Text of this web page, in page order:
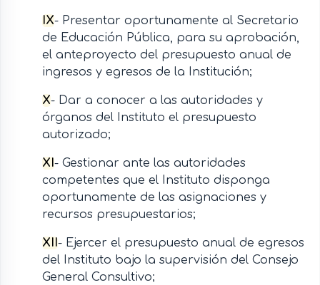
IX- Presentar oportunamente al Secretario
de Educación Pública, para su aprobación,
el anteproyecto del presupuesto anual de
ingresos y egresos de la Institución;
X- Dar a conocer a las autoridades y
órganos del Instituto el presupuesto
autorizado;
XI - Gestionar ante las autoridades
competentes que el Instituto disponga
oportunamente de las asignaciones y
recursos presupuestarios;
XII - Ejercer el presupuesto anual de egresos
del Instituto bajo la supervisión del Consejo
General Consultivo;